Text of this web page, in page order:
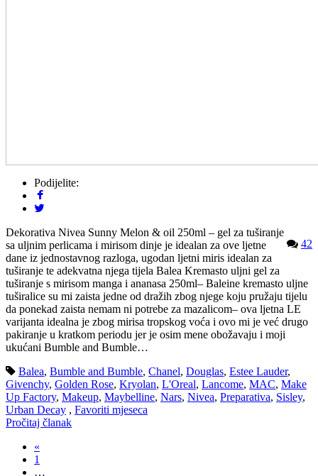
Podijelite:
42
Dekorativa Nivea Sunny Melon & oil 250ml – gel za tuširanje
sa uljnim perlicama i mirisom dinje je idealan za ove ljetne
dane iz jednostavnog razloga, ugodan ljetni miris idealan za
tuširanje te adekvatna njega tijela Balea Kremasto uljni gel za
tuširanje s mirisom manga i ananasa 250ml– Baleine kremasto uljne
tuširalice su mi zaista jedne od dražih zbog njege koju pružaju tijelu
da ponekad zaista nemam ni potrebe za mazalicom– ova ljetna LE
varijanta idealna je zbog mirisa tropskog voća i ovo mi je već drugo
pakiranje u kratkom periodu jer je osim mene obožavaju i moji
ukućani Bumble and Bumble…
Balea, Bumble and Bumble, Chanel, Douglas, Estee Lauder,
Givenchy, Golden Rose, Kryolan, L'Oreal, Lancome, MAC, Make
Up Factory, Makeup, Maybelline, Nars, Nivea, Preparativa, Sisley,
Urban Decay , Favoriti mjeseca
Pročitaj članak
«
1
…